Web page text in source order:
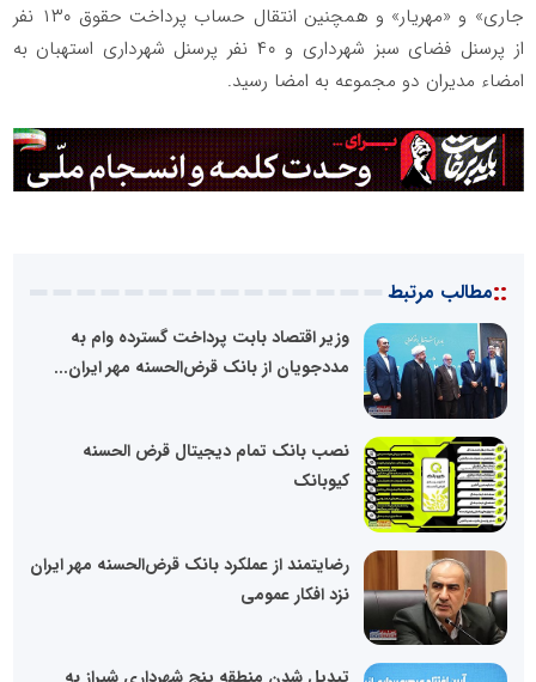
جاری» و «مهریار» و همچنین انتقال حساب پرداخت حقوق ۱۳۰ نفر
از پرسنل فضای سبز شهرداری و ۴۰ نفر پرسنل شهرداری استهبان به
امضاء مدیران دو مجموعه به امضا رسید.
::مطالب مرتبط
وزیر اقتصاد بابت پرداخت گسترده وام به
مددجویان از بانک قرض‌الحسنه مهر ایران...
نصب بانک تمام دیجیتال قرض الحسنه
کیوبانک
رضایتمند از عملکرد بانک قرض‌الحسنه مهر ایران
نزد افکار عمومی